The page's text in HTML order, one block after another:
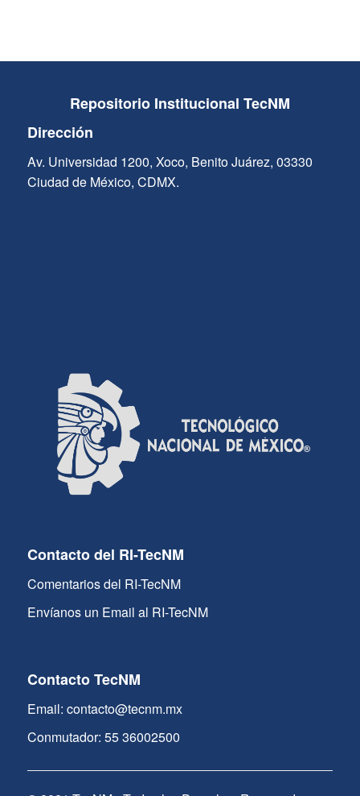
Repositorio Institucional TecNM
Dirección
Av. Universidad 1200, Xoco, Benito Juárez, 03330
Ciudad de México, CDMX.
Contacto del RI-TecNM
Comentarios del RI-TecNM
Envíanos un Email al RI-TecNM
Contacto TecNM
Email: contacto@tecnm.mx
Conmutador: 55 36002500